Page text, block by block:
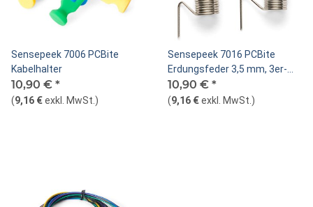
Sensepeek 7006 PCBite
Kabelhalter
10,90 € *
(9,16 €exkl. MwSt. )
Sensepeek 7016 PCBite
Erdungsfeder 3,5 mm, 3er-
Pack
10,90 € *
(9,16 €exkl. MwSt. )